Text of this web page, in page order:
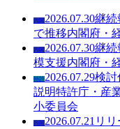
内閣2026.07.30継続
で推移内閣府 ・
内閣2026.07.30継続
模支援内閣府 ・
特許2026.07.29検討
説明特許庁 ・ 産
小委員会
内閣2026.07.21 リリ